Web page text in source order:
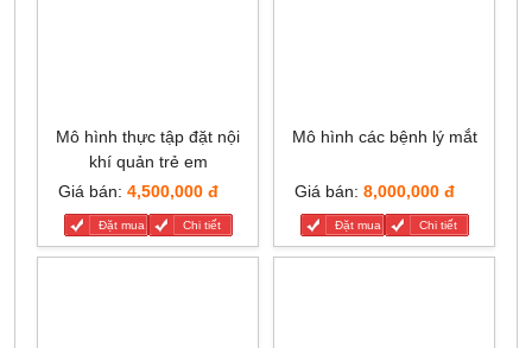
Mô hình thực tập đặt nội
khí quản trẻ em
Giá bán: 4,500,000 đ
Đặt mua Chi tiết
Mô hình các bệnh lý mắt
Giá bán: 8,000,000 đ
Đặt mua Chi tiết